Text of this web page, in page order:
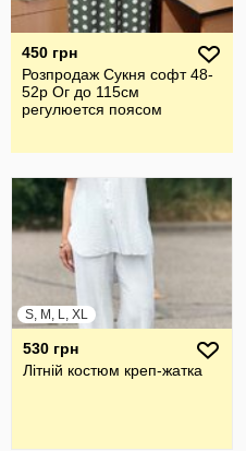
450 грн
Розпродаж Сукня софт 48-
52р Ог до 115см
регулюется поясом
S, M, L, XL
530 грн
Літній костюм креп-жатка